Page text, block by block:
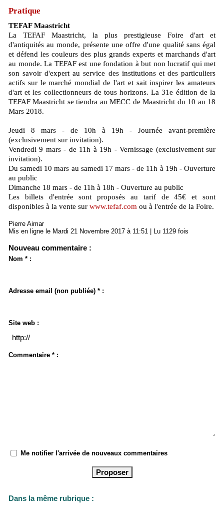
Pratique
TEFAF Maastricht
La TEFAF Maastricht, la plus prestigieuse Foire d'art et
d'antiquités au monde, présente une offre d'une qualité sans égal
et défend les couleurs des plus grands experts et marchands d'art
au monde. La TEFAF est une fondation à but non lucratif qui met
son savoir d'expert au service des institutions et des particuliers
actifs sur le marché mondial de l'art et sait inspirer les amateurs
d'art et les collectionneurs de tous horizons. La 31e édition de la
TEFAF Maastricht se tiendra au MECC de Maastricht du 10 au 18
Mars 2018.
Jeudi 8 mars - de 10h à 19h - Journée avant-première
(exclusivement sur invitation).
Vendredi 9 mars - de 11h à 19h - Vernissage (exclusivement sur
invitation).
Du samedi 10 mars au samedi 17 mars - de 11h à 19h - Ouverture
au public
Dimanche 18 mars - de 11h à 18h - Ouverture au public
Les billets d'entrée sont proposés au tarif de 45€ et sont
disponibles à la vente sur www.tefaf.com ou à l'entrée de la Foire.
Pierre Aimar
Mis en ligne le Mardi 21 Novembre 2017 à 11:51 | Lu 1129 fois
Nouveau commentaire :
Nom * :
Adresse email (non publiée) * :
Site web :
Commentaire * :
Me notifier l'arrivée de nouveaux commentaires
Dans la même rubrique :